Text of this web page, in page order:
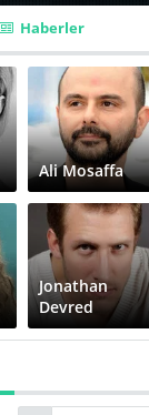
Haberler
Ali Mosaffa
Jonathan
Devred